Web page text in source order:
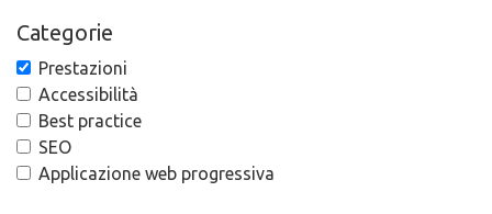
Categorie
Prestazioni
Accessibilità
Best practice
SEO
Applicazione web progressiva